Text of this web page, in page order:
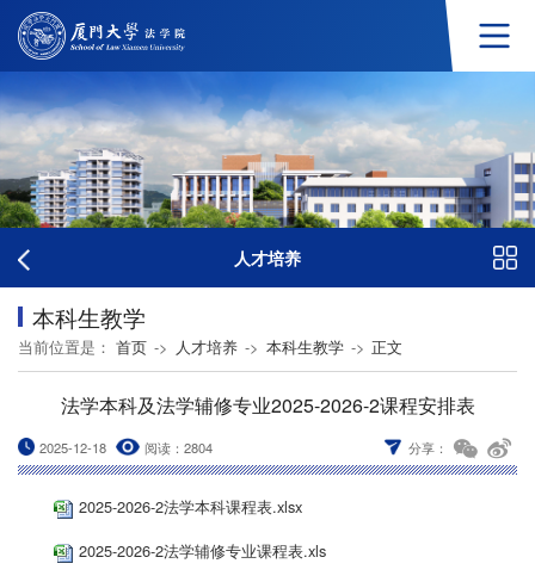
人才培养
本科生教学
当前位置是： 首页 -> 人才培养 -> 本科生教学 -> 正文
法学本科及法学辅修专业2025-2026-2课程安排表
2025-12-18 阅读： 2804 分享：
2025-2026-2法学本科课程表.xlsx
2025-2026-2法学辅修专业课程表.xls